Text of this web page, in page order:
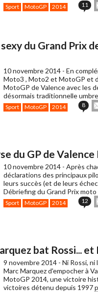
Sport MotoGP 2014 11
du Grand Prix
10 novembre 2014 - En
Moto3 , Moto2 et MotoGP et
MotoGP de Valence avec les
désormais traditionnelle
Sport MotoGP 2014 8
du GP de
10 novembre 2014 - Après
déclarations des principaux
leurs succès (et de leurs
Débriefing du Grand Prix moto
Sport MotoGP 2014 12
bat Rossi... et
9 novembre 2014 - Ni Rossi,
Marc Marquez d'empocher à
MotoGP 2014, une victoire
victoires détenu depuis 1997